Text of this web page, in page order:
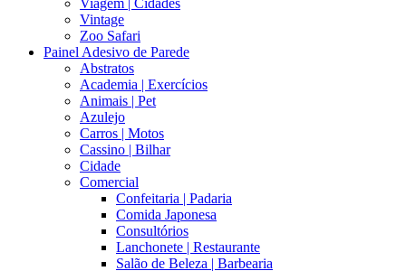
Viagem | Cidades
Vintage
Zoo Safari
Painel Adesivo de Parede
Abstratos
Academia | Exercícios
Animais | Pet
Azulejo
Carros | Motos
Cassino | Bilhar
Cidade
Comercial
Confeitaria | Padaria
Comida Japonesa
Consultórios
Lanchonete | Restaurante
Salão de Beleza | Barbearia